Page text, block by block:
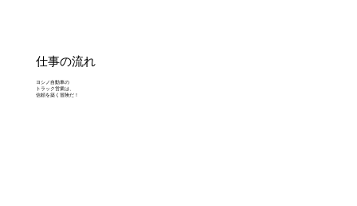
仕事の流れ
ヨシノ自動車の
トラック営業は、
信頼を築く冒険だ！